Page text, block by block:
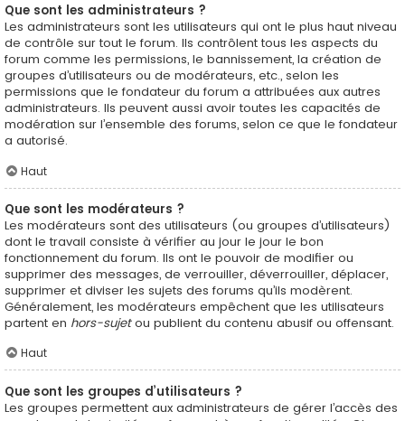
Que sont les administrateurs ?
Les administrateurs sont les utilisateurs qui ont le plus haut niveau
de contrôle sur tout le forum. Ils contrôlent tous les aspects du
forum comme les permissions, le bannissement, la création de
groupes d’utilisateurs ou de modérateurs, etc., selon les
permissions que le fondateur du forum a attribuées aux autres
administrateurs. Ils peuvent aussi avoir toutes les capacités de
modération sur l’ensemble des forums, selon ce que le fondateur
a autorisé.
Haut
Que sont les modérateurs ?
Les modérateurs sont des utilisateurs (ou groupes d’utilisateurs)
dont le travail consiste à vérifier au jour le jour le bon
fonctionnement du forum. Ils ont le pouvoir de modifier ou
supprimer des messages, de verrouiller, déverrouiller, déplacer,
supprimer et diviser les sujets des forums qu’ils modèrent.
Généralement, les modérateurs empêchent que les utilisateurs
partent en hors-sujetou publient du contenu abusif ou offensant.
Haut
Que sont les groupes d’utilisateurs ?
Les groupes permettent aux administrateurs de gérer l’accès des